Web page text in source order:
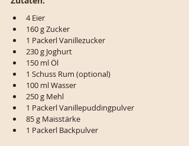
4 Eier
160 g Zucker
1 Packerl Vanillezucker
230 g Joghurt
150 ml Öl
1 Schuss Rum (optional)
100 ml Wasser
250 g Mehl
1 Packerl Vanillepuddingpulver
85 g Maisstärke
1 Packerl Backpulver